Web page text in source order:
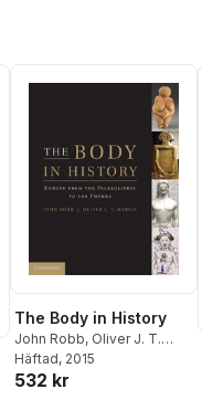
The Body in History
John Robb, Oliver J. T.
Harris
Häftad, 2015
532 kr